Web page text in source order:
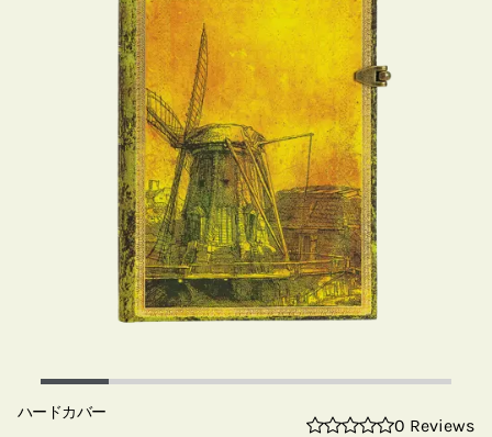
ハードカバー
0 Reviews